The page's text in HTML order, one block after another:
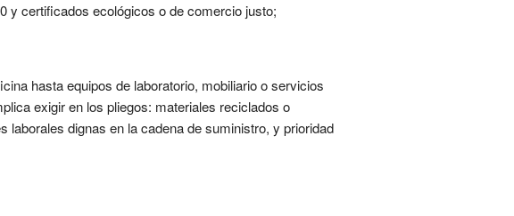
y certificados ecológicos o de comercio justo;
hasta equipos de laboratorio, mobiliario o servicios
exigir en los pliegos: materiales reciclados o
dignas en la cadena de suministro, y prioridad